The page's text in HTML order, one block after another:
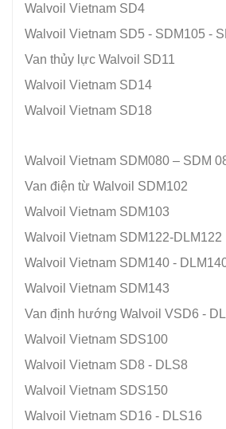
Walvoil Vietnam SD4
Walvoil Vietnam SD5 - SDM105 -
Van thủy lực Walvoil SD11
Walvoil Vietnam SD14
Walvoil Vietnam SD18
Walvoil Vietnam SDM080 – SDM
Van điện từ Walvoil SDM102
Walvoil Vietnam SDM103
Walvoil Vietnam SDM122-DLM122
Walvoil Vietnam SDM140 -
Walvoil Vietnam SDM143
Van định hướng Walvoil VSD6 -
Walvoil Vietnam SDS100
Walvoil Vietnam SD8 - DLS8
Walvoil Vietnam SDS150
Walvoil Vietnam SD16 - DLS16